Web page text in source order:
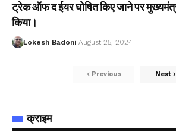
ट्रेक ऑफ द ईयर घोषित किए जाने पर
किया।
Lokesh Badoni August 25, 2024
Previous Next
क्राइम